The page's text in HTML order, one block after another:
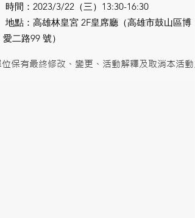
時間：2023/3/22（三）13:30-16:30
地點：高雄林皇宮 2F皇席廳（高雄市鼓山區博
愛二路99 號）
保有最終修改、變更、活動解釋及取消本活動